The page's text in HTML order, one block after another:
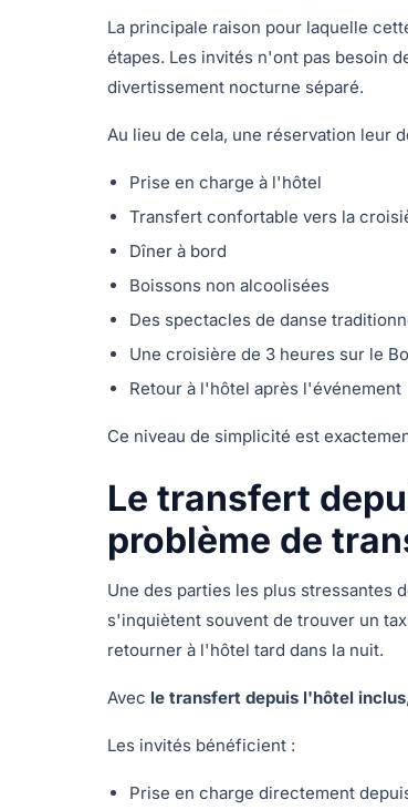
La principale raison pour laquelle
étapes. Les invités n'ont pas besoin
divertissement nocturne séparé.
Au lieu de cela, une réservation leur
Prise en charge à l'hôtel
Transfert confortable vers la
Dîner à bord
Boissons non alcoolisées
Des spectacles de danse
Une croisière de 3 heures sur le
Retour à l'hôtel après l'événement
Ce niveau de simplicité est
Le transfert
problème de
Une des parties les plus stressantes
s'inquiètent souvent de trouver un
retourner à l'hôtel tard dans la nuit.
Avec le transfert depuis l'hôtel inclus
Les invités bénéficient :
Prise en charge directement